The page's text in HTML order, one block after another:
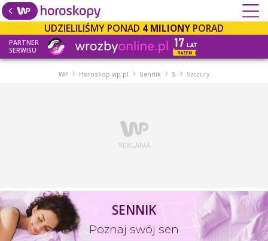
UDZIELILIŚMY PONAD 4 MILIONY PORAD
PARTNER
SERWISU
WP Horoskop.wp.pl Sennik S Szczury
SENNIK
Poznaj swój sen